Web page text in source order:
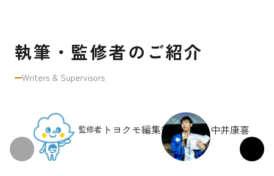
執筆・監修者のご紹介
Writers & Supervisors
監修者 トヨクモ編集部 中井康喜